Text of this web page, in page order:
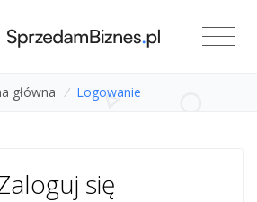
główna / Logowanie
się